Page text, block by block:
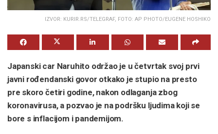
IZVOR: KURIR.RS/TELEGRAF, FOTO: AP PHOTO/EUGENE HOSHIKO
Japanski car Naruhito održao je u četvrtak svoj prvi
javni rođendanski govor otkako je stupio na presto
pre skoro četiri godine, nakon odlaganja zbog
koronavirusa, a pozvao je na podršku ljudima koji se
bore s inflacijom i pandemijom.